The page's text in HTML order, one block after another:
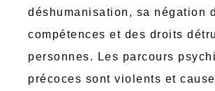
déshumanisation, sa négation
compétences et des droits
personnes. Les parcours
précoces sont violents et